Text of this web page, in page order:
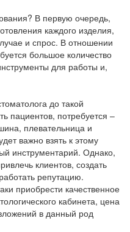
В первую очередь,
каждого изделия,
и спрос. В отношении
большое количество
для работы и,
до такой
пациентов, потребуется –
плевательница и
важно взять к этому
инструментарий. Однако,
клиентов, создать
репутацию.
приобрести качественное
кабинета, цена
в данный род